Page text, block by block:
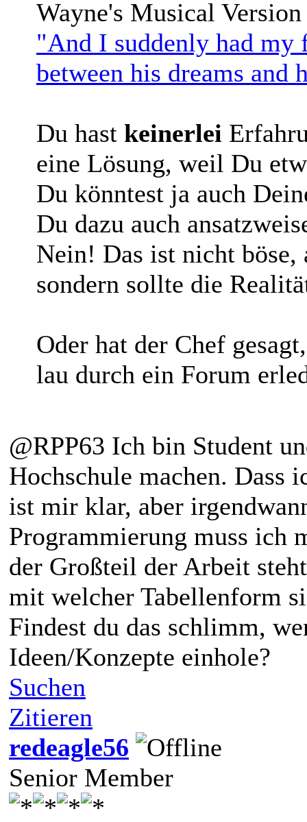
Wayne's Musical
"And I suddenly had
between his dreams and
Du hast keinerlei
eine Lösung, weil Du
Du könntest ja auch
Du dazu auch
Nein! Das ist nicht böse,
sondern sollte die
Oder hat der Chef
lau durch ein Forum
@RPP63 Ich bin Student
Hochschule machen. Dass
ist mir klar, aber
Programmierung muss ich
der Großteil der Arbeit
mit welcher Tabellenform
Findest du das schlimm,
Ideen/Konzepte einhole?
Suchen
Zitieren
redeagle56
Senior Member